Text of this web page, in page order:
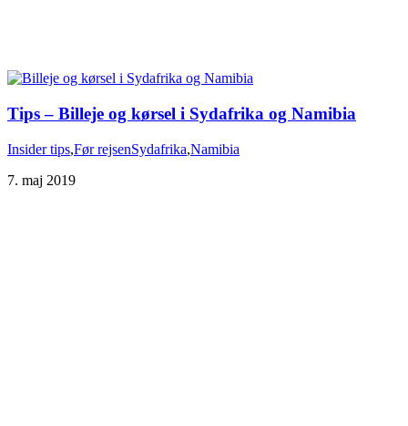
Tips – Billeje og kørsel i Sydafrika og Namibia
Insider tips,Før rejsenSydafrika,Namibia
7. maj 2019